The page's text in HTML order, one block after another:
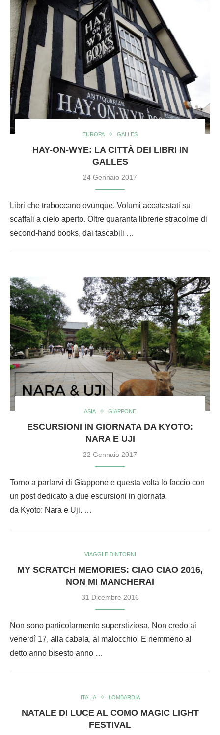
EUROPA GALLES
HAY-ON-WYE: LA CITTÀ DEI LIBRI IN
GALLES
24 Gennaio 2017
Libri che traboccano ovunque. Volumi accatastati su
scaffali a cielo aperto. Oltre quaranta librerie stracolme di
second-hand books, dai tascabili …
ASIA GIAPPONE
ESCURSIONI IN GIORNATA DA KYOTO:
NARA E UJI
22 Gennaio 2017
Torno a parlarvi di Giappone e questa volta lo faccio con
un post dedicato a due escursioni in giornata
da Kyoto: Nara e Uji. …
VIAGGI E DINTORNI
MY SCRATCH MEMORIES: CIAO CIAO 2016,
NON MI MANCHERAI
31 Dicembre 2016
Non sono particolarmente superstiziosa. Non credo ai
venerdì 17, alla cabala, al malocchio. E nemmeno al
detto anno bisesto anno …
ITALIA LOMBARDIA
NATALE DI LUCE AL COMO MAGIC LIGHT
FESTIVAL